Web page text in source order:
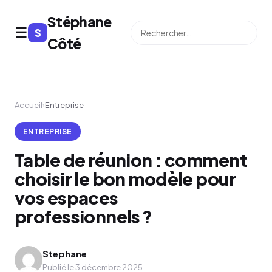
☰ S
Stéphane
Côté
Accueil›Entreprise
ENTREPRISE
Table de réunion : comment
choisir le bon modèle pour
vos espaces
professionnels ?
Stephane
Publié le 3 décembre 2025